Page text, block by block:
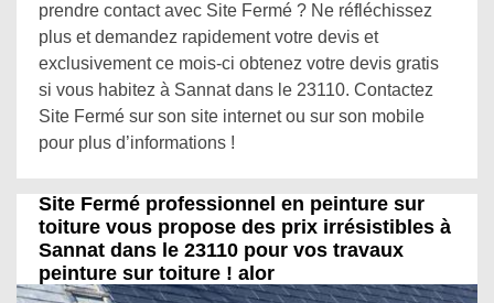
prendre contact avec Site Fermé ? Ne réfléchissez
plus et demandez rapidement votre devis et
exclusivement ce mois-ci obtenez votre devis gratis
si vous habitez à Sannat dans le 23110. Contactez
Site Fermé sur son site internet ou sur son mobile
pour plus d’informations !
Site Fermé professionnel en peinture sur
toiture vous propose des prix irrésistibles à
Sannat dans le 23110 pour vos travaux
peinture sur toiture ! alor